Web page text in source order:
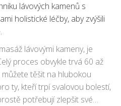
lávových kamenů s
holistické léčby, aby zvýšili
lávovými kameny, je
proces obvykle trvá 60 až
těšit na hlubokou
ty, kteří trpí svalovou bolestí,
potřebují zlepšit své